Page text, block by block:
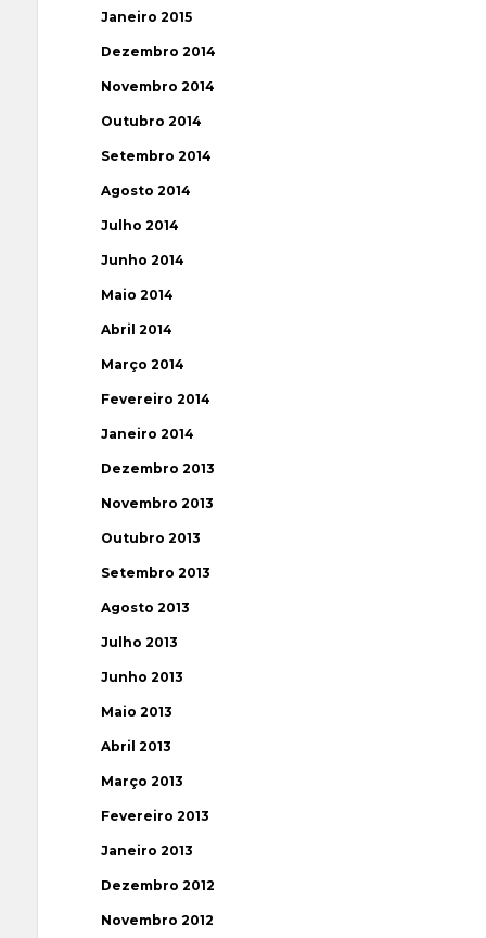
Janeiro 2015
Dezembro 2014
Novembro 2014
Outubro 2014
Setembro 2014
Agosto 2014
Julho 2014
Junho 2014
Maio 2014
Abril 2014
Março 2014
Fevereiro 2014
Janeiro 2014
Dezembro 2013
Novembro 2013
Outubro 2013
Setembro 2013
Agosto 2013
Julho 2013
Junho 2013
Maio 2013
Abril 2013
Março 2013
Fevereiro 2013
Janeiro 2013
Dezembro 2012
Novembro 2012